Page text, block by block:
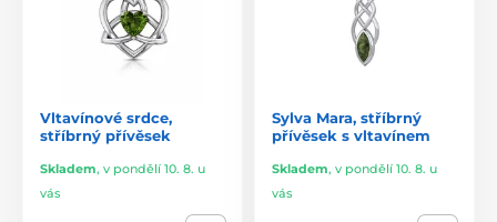
Vltavínové srdce,
stříbrný přívěsek
Skladem, v pondělí 10. 8. u
vás
Sylva Mara, stříbrný
přívěsek s vltavínem
Skladem, v pondělí 10. 8. u
vás